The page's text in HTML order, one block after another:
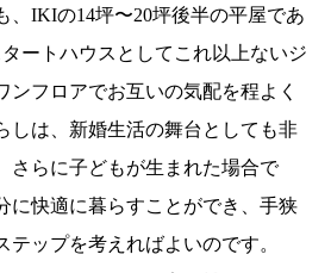
、IKIの14坪〜20坪後半の平屋であ
ートハウスとしてこれ以上ないジ
ンフロアでお互いの気配を程よく
しは、新婚生活の舞台としても非
さらに子どもが生まれた場合で
に快適に暮らすことができ、手狭
テップを考えればよいのです。